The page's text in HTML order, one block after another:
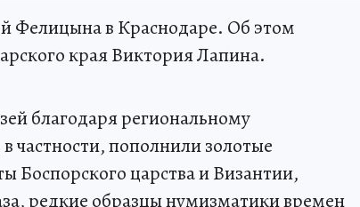
Фелицына в Краснодаре. Об этом
края Виктория Лапина.
благодаря региональному
пополнили золотые
Боспорского царства и Византии,
редкие образцы нумизматики времен